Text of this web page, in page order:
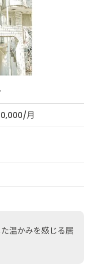
月
温かみを感じる居